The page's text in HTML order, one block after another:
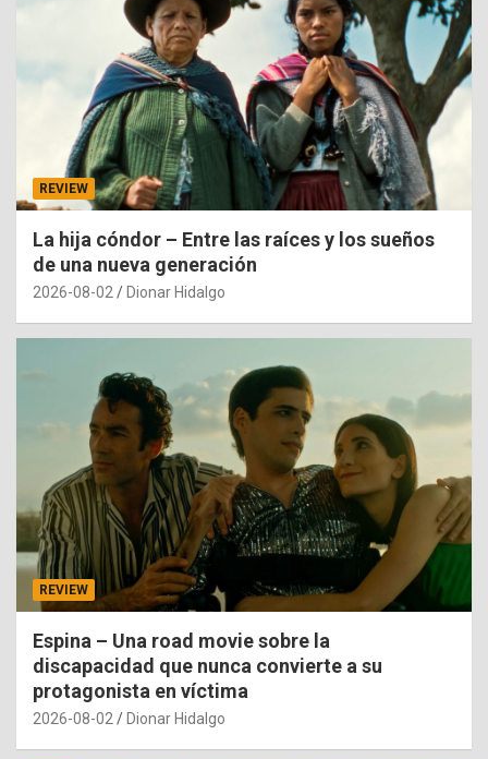
REVIEW
La hija cóndor – Entre las raíces y los sueños
de una nueva generación
2026-08-02 Dionar Hidalgo
REVIEW
Espina – Una road movie sobre la
discapacidad que nunca convierte a su
protagonista en víctima
2026-08-02 Dionar Hidalgo